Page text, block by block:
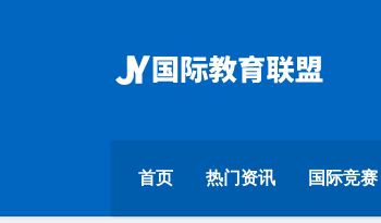
首页 热门资讯 国际竞赛